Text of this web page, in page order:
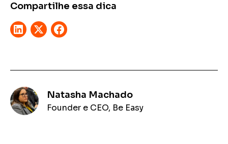
Compartilhe essa dica
Natasha Machado
Founder e CEO, Be Easy